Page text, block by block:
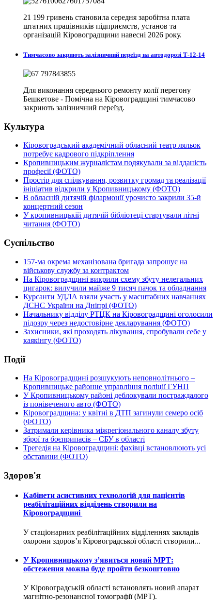
21 199 гривень становила середня заробітна плата
штатних працівників підприємств, установ та
організацій Кіровоградщини навесні 2026 року.
Тимчасово закриють залізничний переїзд на автодорозі Т-12-14
Для виконання середнього ремонту колії перегону
Бешкетове - Помічна на Кіровоградщині тимчасово
закриють залізничний переїзд.
Культура
Кіровоградський академічний обласний театр ляльок
потребує кадрового підкріплення
Кропивницьким журналістам подякували за відданість
професії (ФОТО)
Простір для спілкування, розвитку громад та реалізації
ініціатив відкрили у Кропивницькому (ФОТО)
В обласній дитячій філармонії урочисто закрили 35-й
концертний сезон
У кропивницькій дитячій бібліотеці стартували літні
читання (ФОТО)
Суспільство
157-ма окрема механізована бригада запрошує на
військову службу за контрактом
На Кіровоградщині викрили схему збуту нелегальних
цигарок: вилучили майже 9 тисяч пачок та обладнання
Курсанти УДЛА взяли участь у масштабних навчаннях
ДСНС України на Дніпрі (ФОТО)
Начальнику відділу РТЦК на Кіровоградщині оголосили
підозру через недостовірне декларування (ФОТО)
Захисники, які проходять лікування, спробували себе у
каякінгу (ФОТО)
Події
На Кіровоградщині розшукують неповнолітнього –
Кропивницьке районне управління поліції ГУНП
У Кропивницькому районі деблокували постраждалого
із понівеченого авто (ФОТО)
Кіровоградщина: у квітні в ДТП загинули семеро осіб
(ФОТО)
Затримали керівника міжрегіонального каналу збуту
зброї та боєприпасів – СБУ в області
Трегедія на Кіровоградщині: фахівці встановлюють усі
обставини (ФОТО)
Здоров'я
Кабінети асистивних технологій для пацієнтів
реабілітаційних відділень створили на
Кіровоградщині
У стаціонарних реабілітаційних відділеннях закладів
охорони здоров’я Кіровоградської області створили...
У Кропивницькому з’явиться новий МРТ:
обстеження можна буде пройти безкоштовно
У Кіровоградській області встановлять новий апарат
магнітно-резонансної томографії (МРТ).